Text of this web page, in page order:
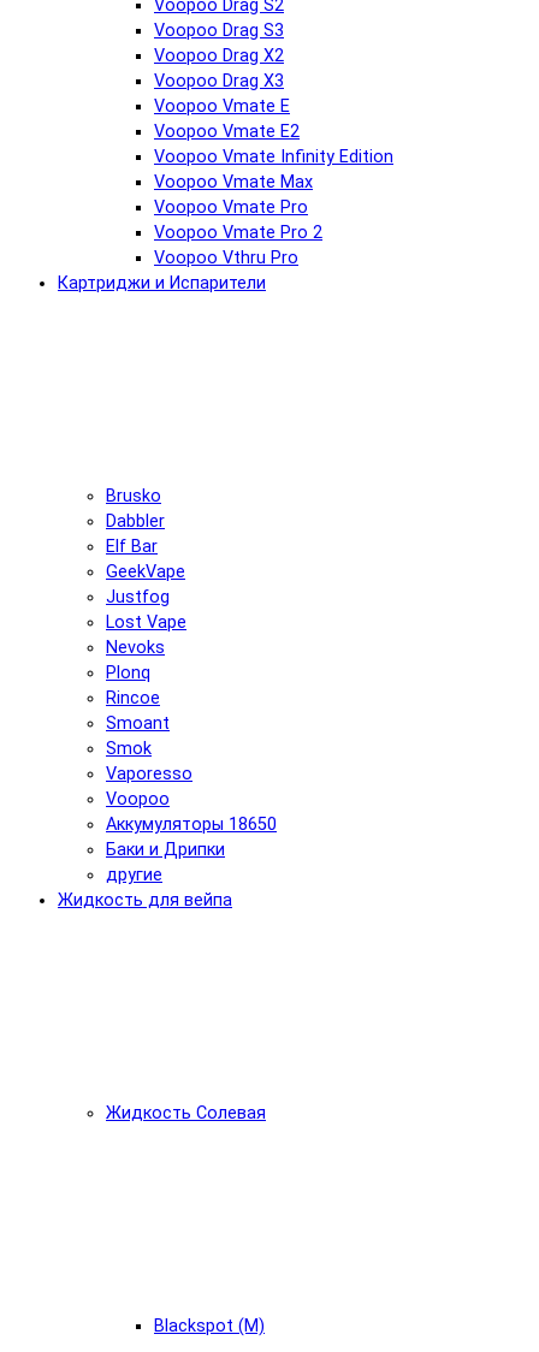
Voopoo Drag S2
Voopoo Drag S3
Voopoo Drag X2
Voopoo Drag X3
Voopoo Vmate E
Voopoo Vmate E2
Voopoo Vmate Infinity Edition
Voopoo Vmate Max
Voopoo Vmate Pro
Voopoo Vmate Pro 2
Voopoo Vthru Pro
Картриджи и Испарители
Brusko
Dabbler
Elf Bar
GeekVape
Justfog
Lost Vape
Nevoks
Plonq
Rincoe
Smoant
Smok
Vaporesso
Voopoo
Аккумуляторы 18650
Баки и Дрипки
другие
Жидкость для вейпа
Жидкость Солевая
Blackspot (М)